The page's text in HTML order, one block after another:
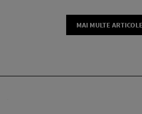
MAI MULTE ARTICOLE